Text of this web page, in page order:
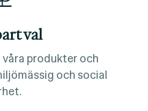
val
våra produkter och
och social